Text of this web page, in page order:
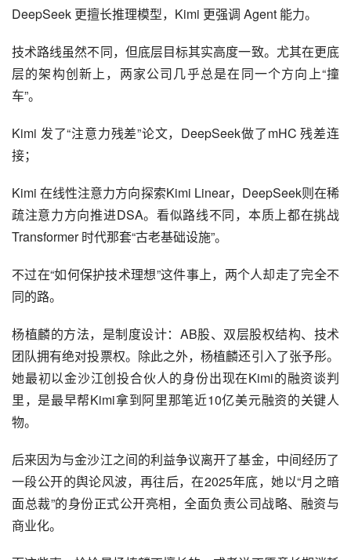
DeepSeek 更擅长推理模型，Kimi 更强调 Agent 能力。
技术路线虽然不同，但底层目标其实高度一致。尤其在更底
层的架构创新上，两家公司几乎总是在同一个方向上“撞
车”。
Kimi 发了“注意力残差”论文，DeepSeek做了mHC 残差连
接；
Kimi 在线性注意力方向探索Kimi Linear，DeepSeek则在稀
疏注意力方向推进DSA。看似路线不同，本质上都在挑战
Transformer 时代那套“古老基础设施”。
不过在“如何保护技术理想”这件事上，两个人却走了完全不
同的路。
杨植麟的方法，是制度设计：AB股、双层股权结构、技术
团队拥有绝对投票权。除此之外，杨植麟还引入了张予彤。
她最初以金沙江创投合伙人的身份出现在Kimi的融资谈判
里，是最早帮Kimi拿到阿里那笔近10亿美元融资的关键人
物。
后来因为与金沙江之间的利益争议离开了基金，中间经历了
一段公开的舆论风波，再往后，在2025年底，她以“月之暗
面总裁”的身份正式公开亮相，全面负责公司战略、融资与
商业化。